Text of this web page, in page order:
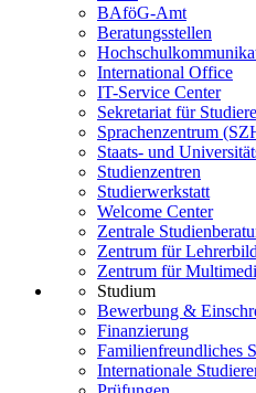
BAföG-Amt
Beratungsstellen
International Office
IT-Service Center
Sekretariat für
Sprachenzentrum
Staats- und
Studienzentren
Studierwerkstatt
Welcome Center
Zentrale
Zentrum für
Zentrum für
Studium
Bewerbung &
Finanzierung
Familienfreundliches
Internationale